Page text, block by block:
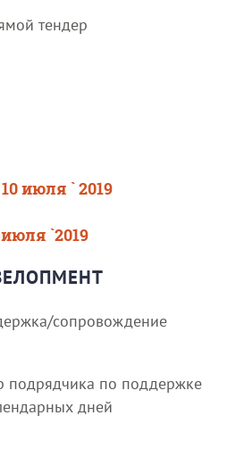
тендер
10 июля ` 2019
июля `2019
сопровождение
подрядчика по поддержке
дней